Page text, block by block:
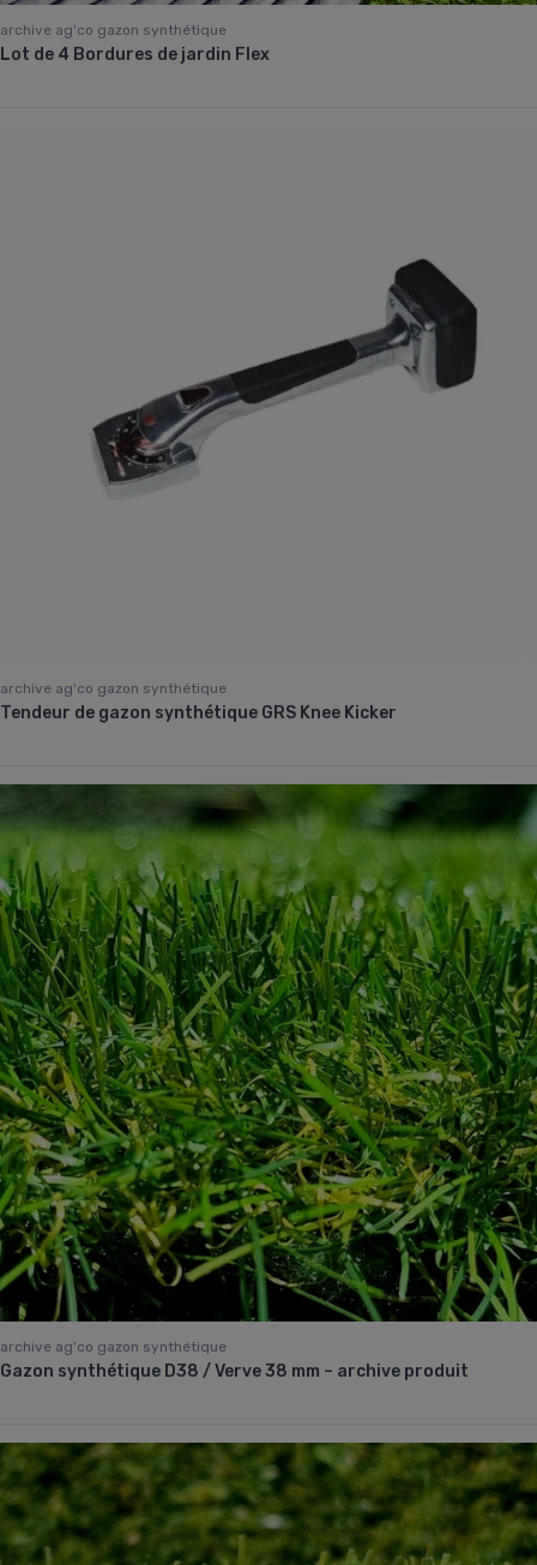
archive ag'co gazon synthétique
Lot de 4 Bordures de jardin Flex
archive ag'co gazon synthétique
Tendeur de gazon synthétique GRS Knee Kicker
archive ag'co gazon synthétique
Gazon synthétique D38 / Verve 38 mm – archive produit